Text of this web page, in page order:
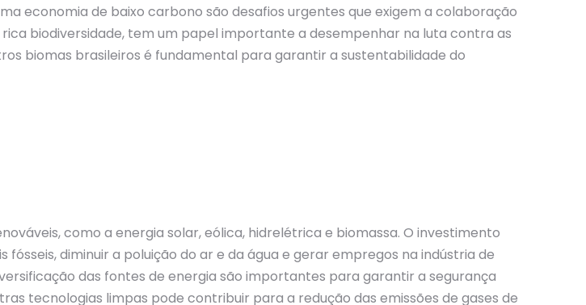
economia de baixo carbono são desafios urgentes que exigem a colaboração
biodiversidade, tem um papel importante a desempenhar na luta contra as
biomas brasileiros é fundamental para garantir a sustentabilidade do
como a energia solar, eólica, hidrelétrica e biomassa. O investimento
diminuir a poluição do ar e da água e gerar empregos na indústria de
das fontes de energia são importantes para garantir a segurança
tecnologias limpas pode contribuir para a redução das emissões de gases de